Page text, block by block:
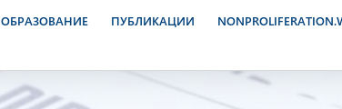
ОБРАЗОВАНИЕ ПУБЛИКАЦИИ